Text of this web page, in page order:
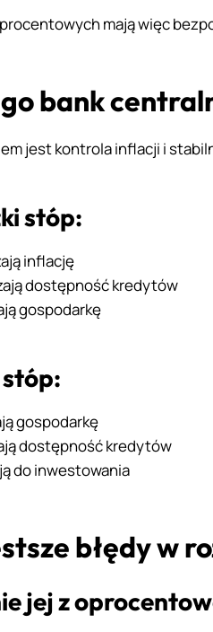
mają więc
bank
jest kontrola inflacji i
stóp:
inflację
dostępność kredytów
gospodarkę
gospodarkę
dostępność kredytów
do inwestowania
błędy w
jej z